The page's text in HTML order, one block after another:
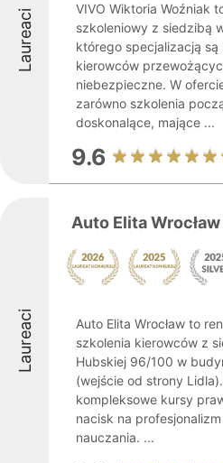
Laureaci
VIVO Wiktoria Woźniak
szkoleniowy z siedzibą
którego specjalizacją są
kierowców
niebezpieczne. W
zarówno szkolenia
doskonalące, mające ...
9.6
Laureaci
Auto Elita Wrocław
Auto Elita Wrocław to
szkolenia kierowców z
Hubskiej 96/100 w
(wejście od strony
kompleksowe kursy
nacisk na
nauczania. ...